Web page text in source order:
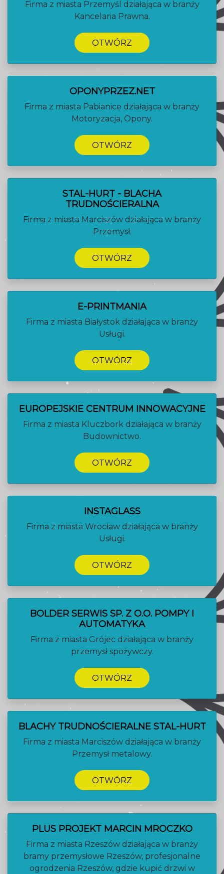
Firma z miasta Przemyśl działająca w branży
Kancelaria Prawna.
OTWÓRZ
OPONYPRZEZ.NET
Firma z miasta Pabianice działająca w branży
Motoryzacja, Opony.
OTWÓRZ
STAL-HURT - BLACHA
TRUDNOŚCIERALNA
Firma z miasta Marciszów działająca w branży
Przemysł.
OTWÓRZ
E-PRINTMANIA
Firma z miasta Białystok działająca w branży
Usługi.
OTWÓRZ
EUROPEJSKIE CENTRUM INNOWACYJNE
Firma z miasta Kluczbork działająca w branży
Budownictwo.
OTWÓRZ
INSTAGLASS
Firma z miasta Wrocław działająca w branży
Usługi.
OTWÓRZ
BOLDER SERWIS SP. Z O.O. POMPY I
AUTOMATYKA
Firma z miasta Grójec działająca w branży
przemysł spożywczy.
OTWÓRZ
BLACHY TRUDNOŚCIERALNE STAL-HURT
Firma z miasta Marciszów działająca w branży
Przemysł metalowy.
OTWÓRZ
PLUS PROJEKT MARCIN MROCZKO
Firma z miasta Rzeszów działająca w branży
bramy przemysłowe Rzeszów, profesjonalne
ogrodzenia Rzeszów, gdzie kupić drzwi w